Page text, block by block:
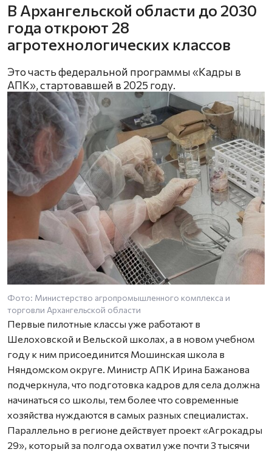
В Архангельской области до 2030
года откроют 28
агротехнологических классов
Это часть федеральной программы «Кадры в
АПК», стартовавшей в 2025 году.
Фото: Министерство агропромышленного комплекса и
торговли Архангельской области
Первые пилотные классы уже работают в
Шелоховской и Вельской школах, а в новом учебном
году к ним присоединится Мошинская школа в
Няндомском округе. Министр АПК Ирина Бажанова
подчеркнула, что подготовка кадров для села должна
начинаться со школы, тем более что современные
хозяйства нуждаются в самых разных специалистах.
Параллельно в регионе действует проект «Агрокадры
29», который за полгода охватил уже почти 3 тысячи